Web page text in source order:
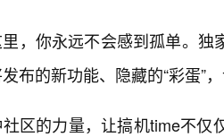
，你永远不会感到孤单。独
布的新功能、隐藏的“彩蛋”
区的力量，让搞机time不仅